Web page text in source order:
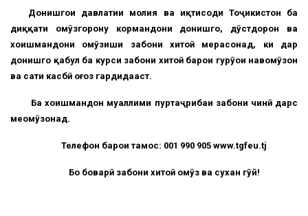
Донишгоҳи давлатии молия ва иқтисоди Тоҷикистон ба
диққати омӯзгорону кормандони донишгоҳ, дӯстдорон ва
хоҳишмандони омӯзиши забони хитоӣ мерасонад, ки дар
донишгоҳ қабул ба курси забони хитоӣ барои гурӯҳҳои навомӯзон
ва сатҳи касбӣ оғоз гардидааст.
Ба хоҳишмандон муаллими пуртаҷрибаи забони чинӣ дарс
меомӯзонад.
Телефон барои тамос: 001 990 905 www.tgfeu.tj
Бо боварӣ забони хитоӣ омӯз ва сухан гӯй!